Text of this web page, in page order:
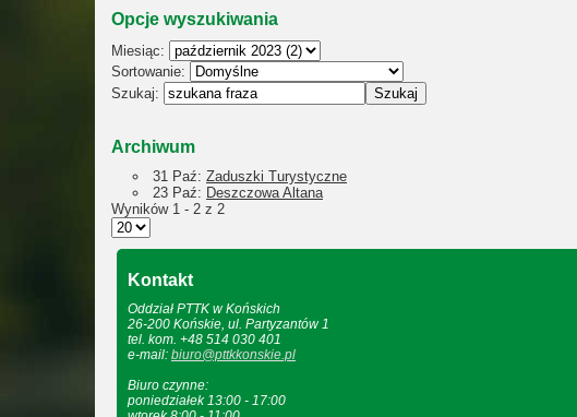
Opcje wyszukiwania
Miesiąc:
Sortowanie:
Szukaj:
Archiwum
31 Paź: Zaduszki Turystyczne
23 Paź: Deszczowa Altana
Wyników 1 - 2 z 2
Kontakt
Oddział PTTK w Końskich
26-200 Końskie, ul. Partyzantów 1
tel. kom. +48 514 030 401
e-mail: biuro@pttkkonskie.pl
Biuro czynne:
poniedziałek 13:00 - 17:00